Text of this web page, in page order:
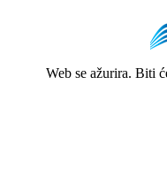
Web se ažurira. Biti